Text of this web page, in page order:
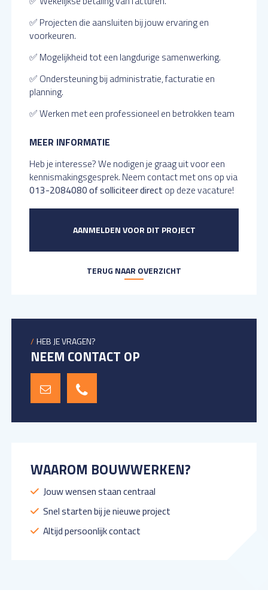
✅ Projecten die aansluiten bij jouw ervaring en
voorkeuren.
✅ Mogelijkheid tot een langdurige samenwerking.
✅ Ondersteuning bij administratie, facturatie en
planning.
✅ Werken met een professioneel en betrokken team
MEER INFORMATIE
Heb je interesse? We nodigen je graag uit voor een
kennismakingsgesprek. Neem contact met ons op via
013-2084080 of solliciteer direct op deze vacature!
AANMELDEN VOOR DIT PROJECT
TERUG NAAR OVERZICHT
HEB JE VRAGEN?
NEEM CONTACT OP
WAAROM BOUWWERKEN?
Jouw wensen staan centraal
Snel starten bij je nieuwe project
Altijd persoonlijk contact